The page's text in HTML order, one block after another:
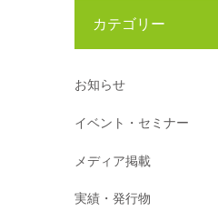
カテゴリー
お知らせ
イベント・セミナー
メディア掲載
実績・発行物